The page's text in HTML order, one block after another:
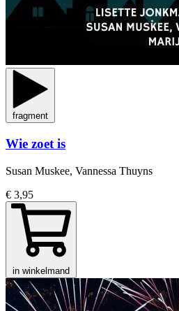
fragment
Wie zoet is
Susan Muskee, Vannessa Thuyns
€ 3,95
in winkelmand